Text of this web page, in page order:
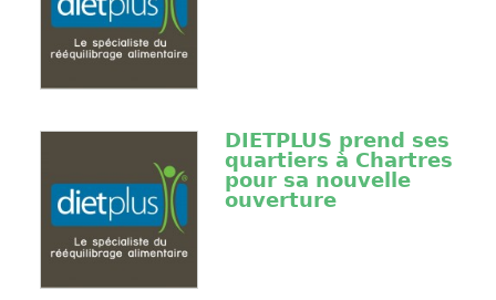
DIETPLUS prend ses
quartiers à Chartres
pour sa nouvelle
ouverture